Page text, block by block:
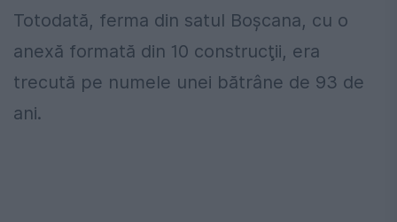
Totodată, ferma din satul Boşcana, cu o
anexă formată din 10 construcţii, era
trecută pe numele unei bătrâne de 93 de
ani.